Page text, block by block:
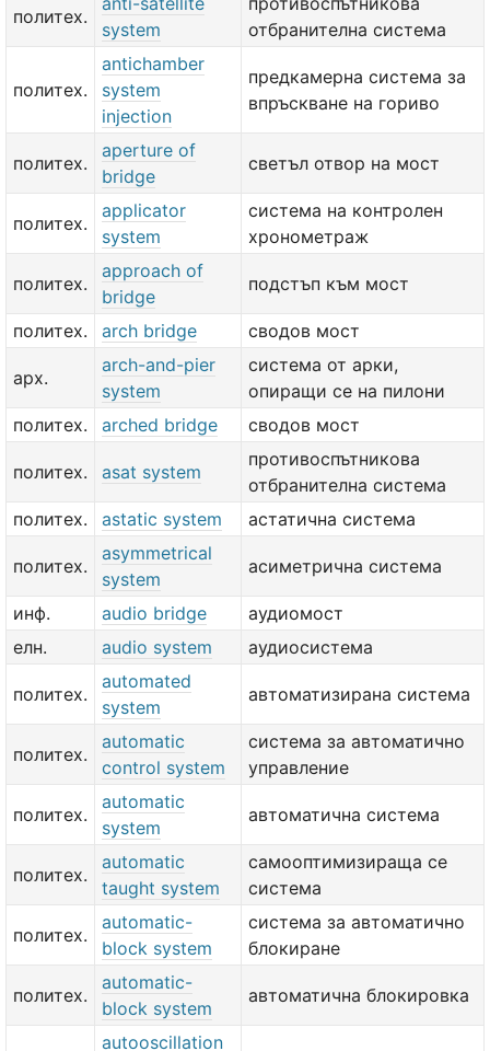
политех.
system
отбранителна система
политех.
antichamber
system
injection
предкамерна система за
впръскване на гориво
политех.
aperture of
bridge
светъл отвор на мост
политех.
applicator
system
система на контролен
хронометраж
политех.
approach of
bridge
подстъп към мост
политех. arch bridge сводов мост
арх.
arch-and-pier
system
система от арки,
опиращи се на пилони
политех.
arched bridge сводов мост
политех. asat system
противоспътникова
отбранителна система
политех.
astatic system астатична система
политех.
asymmetrical
system
асиметрична система
инф. audio bridge
аудиомост
елн.
audio system аудиосистема
политех.
automated
system
автоматизирана система
политех.
automatic
control system
система за автоматично
управление
политех.
automatic
system
автоматична система
политех.
automatic
taught system
самооптимизираща се
система
политех.
automatic-
block system
система за автоматично
блокиране
политех.
automatic-
block system
автоматична блокировка
autooscillation